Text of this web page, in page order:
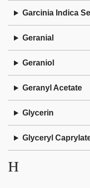
Garcinia Indica
Geranial
Geraniol
Geranyl Acetate
Glycerin
Glyceryl
H